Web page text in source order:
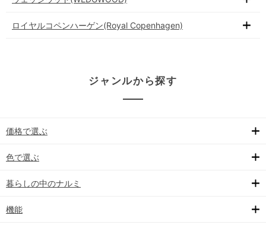
ロイヤルコペンハーゲン(Royal Copenhagen)
ジャンルから探す
価格で選ぶ
色で選ぶ
暮らしの中のナルミ
機能